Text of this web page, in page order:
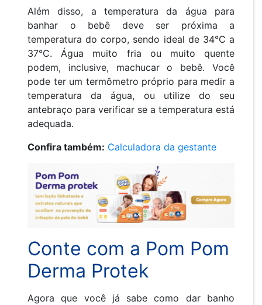
Além disso, a temperatura da água para
banhar o bebê deve ser próxima a
temperatura do corpo, sendo ideal de 34°C a
37°C. Água muito fria ou muito quente
podem, inclusive, machucar o bebê. Você
pode ter um termômetro próprio para medir a
temperatura da água, ou utilize do seu
antebraço para verificar se a temperatura está
adequada.
Confira também: Calculadora da gestante
Conte com a Pom Pom
Derma Protek
Agora que você já sabe como dar banho